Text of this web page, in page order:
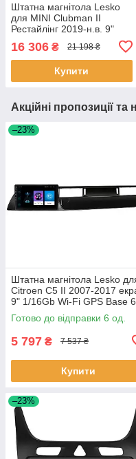
Штатна магнітола Lesko
для MINI Clubman II
Рестайлінг 2019-н.в. 9"
4/64Gb CarPlay 4G Wi-Fi
GPS Prime 1 шт.
16 306 ₴ 21 198 ₴
Купити
Акційні пропозиції та
–23%
Штатна магнітола Lesko
Citroen C5 II 2007-2017
9" 1/16Gb Wi-Fi GPS Base 6
шт.
Готово до відправки 6 од.
5 797 ₴ 7 537 ₴
Купити
–23%